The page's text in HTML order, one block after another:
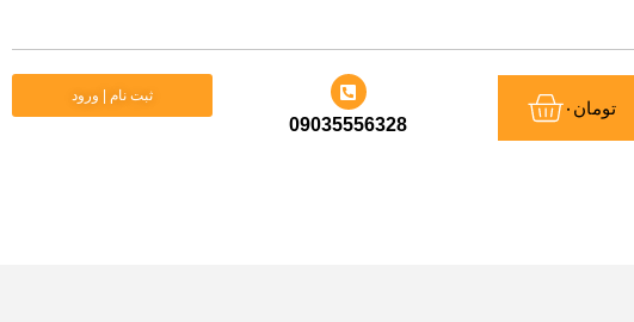
تومان ۰سبد
خرید
09035556328
ثبت نام | ورود